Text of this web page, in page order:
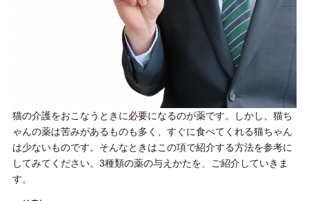
猫の介護をおこなうときに必要になるのが薬です。しかし、猫ち
ゃんの薬は苦みがあるものも多く、すぐに食べてくれる猫ちゃん
は少ないものです。そんなときはこの項で紹介する方法を参考に
してみてください。3種類の薬の与えかたを、ご紹介していきま
す。